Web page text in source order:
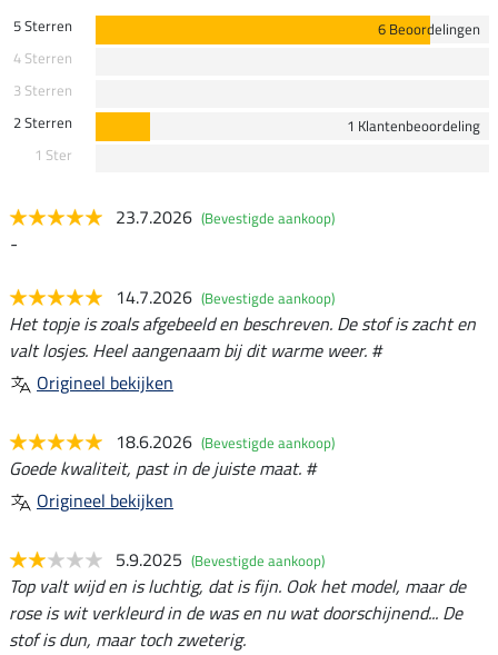
5 Sterren
6 Beoordelingen
4 Sterren
3 Sterren
2 Sterren
1 Klantenbeoordeling
1 Ster
23.7.2026 (Bevestigde aankoop)
-
14.7.2026 (Bevestigde aankoop)
Het topje is zoals afgebeeld en beschreven. De stof is zacht en
valt losjes. Heel aangenaam bij dit warme weer. #
Origineel bekijken
18.6.2026 (Bevestigde aankoop)
Goede kwaliteit, past in de juiste maat. #
Origineel bekijken
5.9.2025 (Bevestigde aankoop)
Top valt wijd en is luchtig, dat is fijn. Ook het model, maar de
rose is wit verkleurd in de was en nu wat doorschijnend... De
stof is dun, maar toch zweterig.